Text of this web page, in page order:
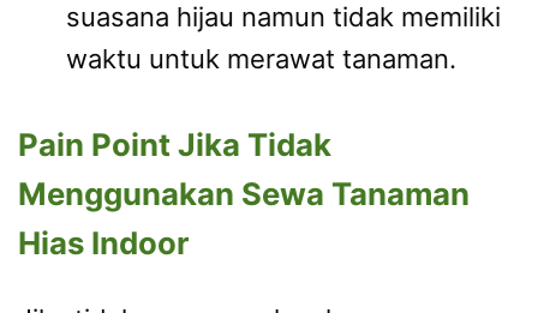
suasana hijau namun tidak memiliki
waktu untuk merawat tanaman.
Pain Point Jika Tidak
Menggunakan Sewa Tanaman
Hias Indoor